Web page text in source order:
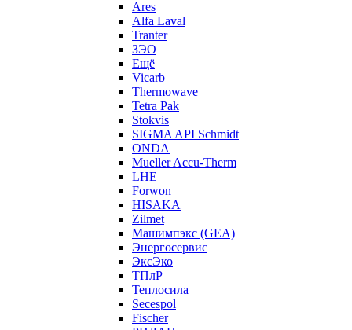
Ares
Alfa Laval
Tranter
ЗЭО
Ещё
Vicarb
Thermowave
Tetra Pak
Stokvis
SIGMA API Schmidt
ONDA
Mueller Accu-Therm
LHE
Forwon
HISAKA
Zilmet
Машимпэкс (GEA)
Энергосервис
ЭксЭко
ТПлР
Теплосила
Secespol
Fischer